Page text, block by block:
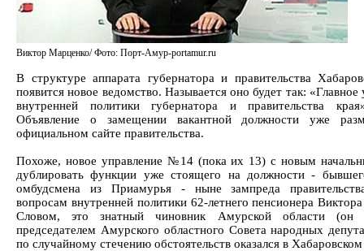
Виктор Марценко/ Фото: Порт-Амур-portamur.ru
В структуре аппарата губернатора и правительства
появится новое ведомство. Называется оно будет так: «Главное
внутренней политики губернатора и правительства
Объявление о замещении вакантной должности уже
официальном сайте правительства.
Похоже, новое управление №14 (пока их 13) с новым
дублировать функции уже стоящего на должности -
омбудсмена из Приамурья - ныне зампреда
вопросам внутренней политики 62-летнего пенсионера
Словом, это знатный чиновник Амурской области
председателем Амурского областного Совета народных
по случайному стечению обстоятельств оказался в